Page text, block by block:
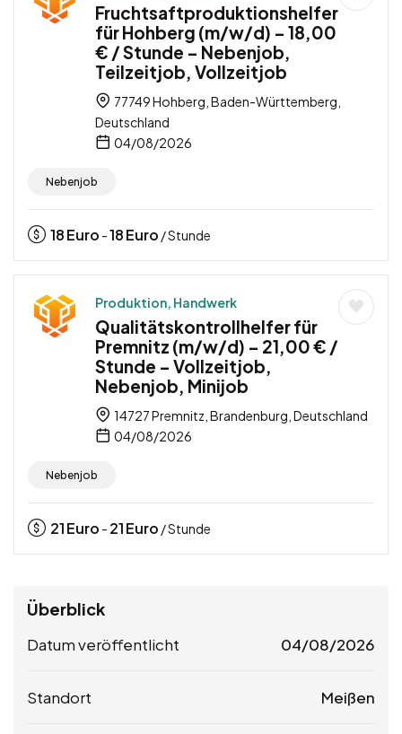
Fruchtsaftproduktionshelfer
für Hohberg (m/w/d) – 18,00
€ / Stunde – Nebenjob,
Teilzeitjob, Vollzeitjob
77749 Hohberg, Baden-Württemberg,
Deutschland
04/08/2026
Nebenjob
18Euro -18Euro / Stunde
Produktion, Handwerk
Qualitätskontrollhelfer für
Premnitz (m/w/d) – 21,00 € /
Stunde – Vollzeitjob,
Nebenjob, Minijob
14727 Premnitz, Brandenburg, Deutschland
04/08/2026
Nebenjob
21Euro - 21Euro / Stunde
Überblick
Datum veröffentlicht 04/08/2026
Standort Meißen